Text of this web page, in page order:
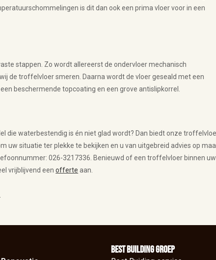
is dit dan ook een prima vloer voor in een
stappen. Zo wordt allereerst de ondervloer mechanisch
de troffelvloer smeren. Daarna wordt de vloer geseald met een
beschermende topcoating en een grove antislipkorrel.
die waterbestendig is én niet glad wordt? Dan biedt onze
uw situatie ter plekke te bekijken en u van uitgebreid advies op
026-3217336. Benieuwd of een troffelvloer binnen uw
vrijblijvend eenofferte aan.
BEst Building groep